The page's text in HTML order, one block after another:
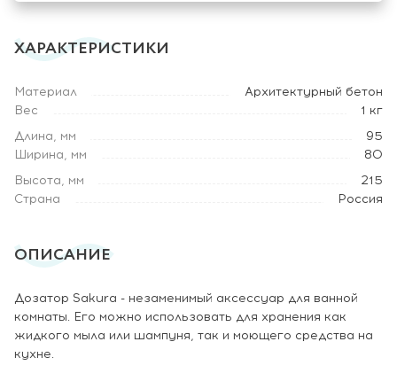
ХАРАКТЕРИСТИКИ
Материал
Архитектурный бетон
Вес
1 кг
Длина, мм
95
Ширина, мм
80
Высота, мм
215
Страна
Россия
ОПИСАНИЕ
Дозатор Sakura - незаменимый аксессуар для ванной
комнаты. Его можно использовать для хранения как
жидкого мыла или шампуня, так и моющего средства на
кухне.